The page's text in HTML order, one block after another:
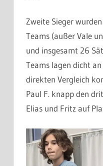
Zweite Sieger
Teams (außer Vale
und insgesamt 26
Teams lagen dicht
direkten Vergleich
Paul F. knapp den
Elias und Fritz auf